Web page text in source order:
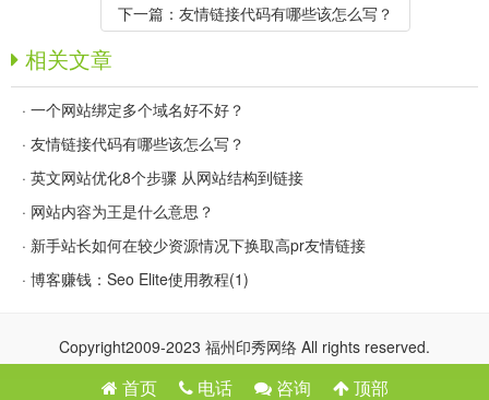
下一篇： 友情链接代码有哪些该怎么写？
相关文章
· 一个网站绑定多个域名好不好？
· 友情链接代码有哪些该怎么写？
· 英文网站优化8个步骤 从网站结构到链接
· 网站内容为王是什么意思？
· 新手站长如何在较少资源情况下换取高pr友情链接
· 博客赚钱：Seo Elite使用教程(1)
Copyright2009-2023 福州印秀网络 All rights reserved.
首页 电话 咨询 顶部